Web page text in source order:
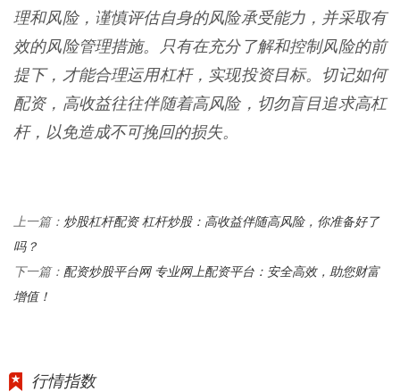
理和风险，谨慎评估自身的风险承受能力，并采取有
效的风险管理措施。只有在充分了解和控制风险的前
提下，才能合理运用杠杆，实现投资目标。切记如何
配资，高收益往往伴随着高风险，切勿盲目追求高杠
杆，以免造成不可挽回的损失。
上一篇： 炒股杠杆配资 杠杆炒股：高收益伴随高风险，你准备好了
吗？
下一篇： 配资炒股平台网 专业网上配资平台：安全高效，助您财富
增值！
行情指数